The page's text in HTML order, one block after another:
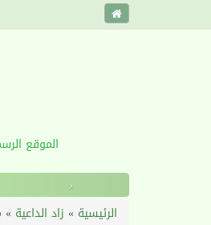
الموقع
‹
الرئيسية » زاد الداعية »